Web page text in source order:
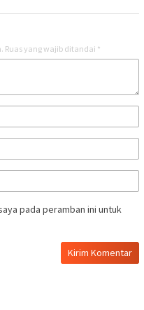
Ruas yang wajib ditandai *
pada peramban ini untuk